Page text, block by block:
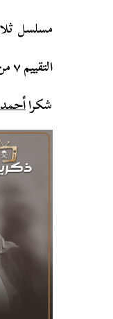
مسلسل
التقييم ٧ من ١٠
شكرا